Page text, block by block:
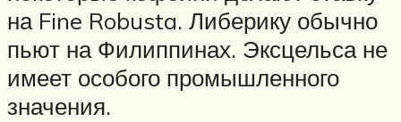
на Fine Robusta. Либерику обычно
пьют на Филиппинах. Эксцельса не
имеет особого промышленного
значения.